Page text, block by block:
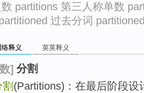
partitions 第三人称单数
过去分词
络释义 英英释义
] 分割
(Partitions)：在最后阶段